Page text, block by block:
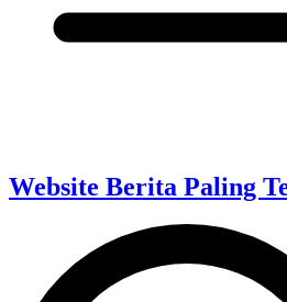
Website Berita Paling